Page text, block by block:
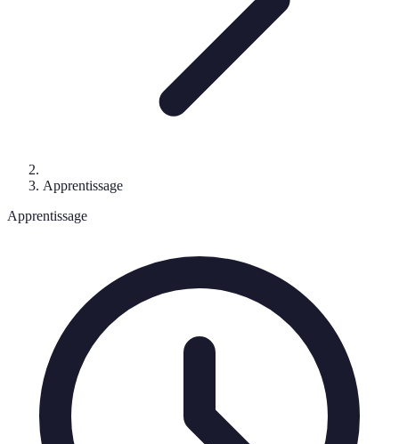
Apprentissage
Apprentissage